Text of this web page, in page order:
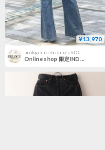
¥13,970
prologueikebukuro's STORE
Online shop 限定INDIMARK インディマーク】抜染ポケット フレアデニム ブリーチ WJ230